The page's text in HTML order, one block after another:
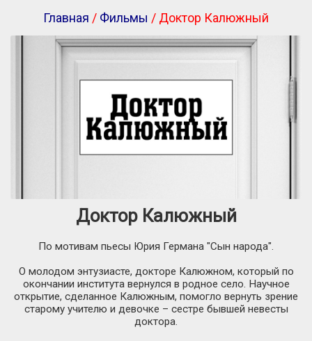
Главная / Фильмы / Доктор Калюжный
Доктор Калюжный
По мотивам пьесы Юрия Германа "Сын народа".
О молодом энтузиасте, докторе Калюжном, который по
окончании института вернулся в родное село. Научное
открытие, сделанное Калюжным, помогло вернуть зрение
старому учителю и девочке – сестре бывшей невесты
доктора.